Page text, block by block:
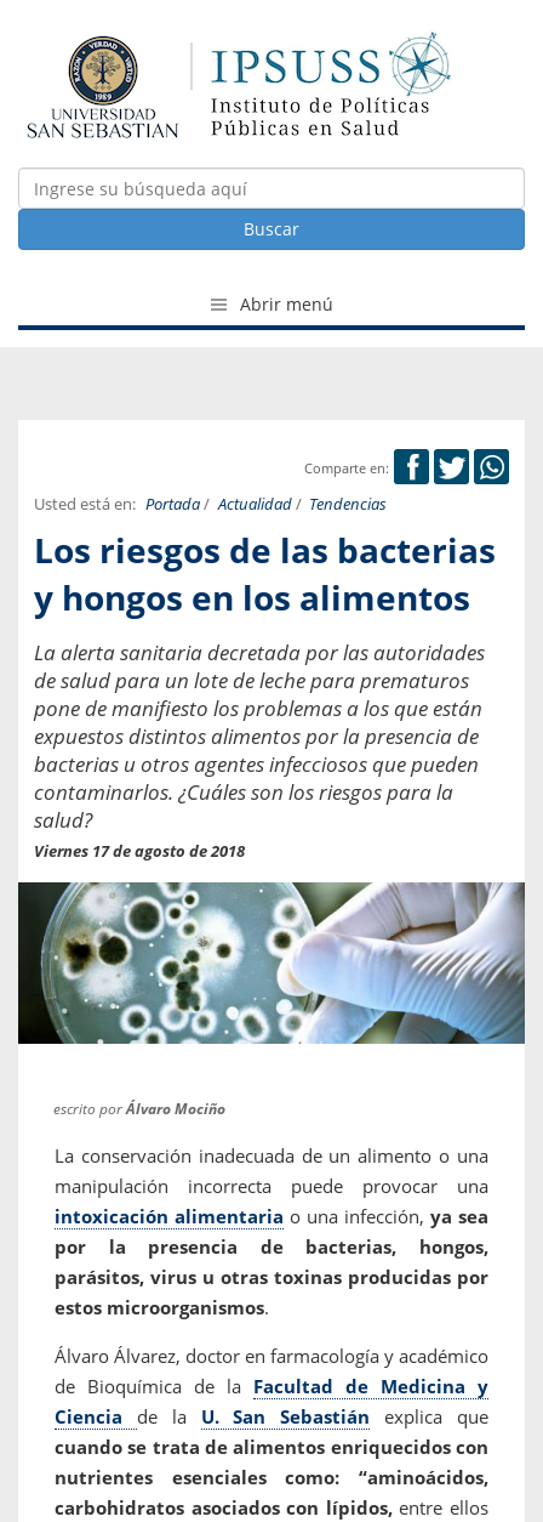
Buscar
Abrir menú
Comparte en:
Usted está en: Portada/ Actualidad/ Tendencias
Los riesgos de las bacterias
y hongos en los alimentos
La alerta sanitaria decretada por las autoridades
de salud para un lote de leche para prematuros
pone de manifiesto los problemas a los que están
expuestos distintos alimentos por la presencia de
bacterias u otros agentes infecciosos que pueden
contaminarlos. ¿Cuáles son los riesgos para la
salud?
Viernes 17 de agosto de 2018
escrito porÁlvaro Mociño
La conservación inadecuada de un alimento o una
manipulación incorrecta puede provocar una
intoxicación alimentaria o una infección, ya sea
por la presencia de bacterias, hongos,
parásitos, virus u otras toxinas producidas por
estos microorganismos.
Álvaro Álvarez, doctor en farmacología y académico
de Bioquímica de la Facultad de Medicina y
Ciencia de la U. San Sebastián explica que
cuando se trata de alimentos enriquecidos con
nutrientes esenciales como: “aminoácidos,
carbohidratos asociados con lípidos,entre ellos